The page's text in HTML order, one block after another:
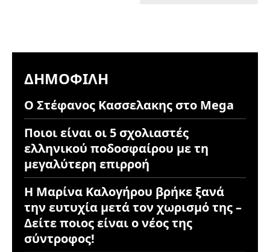
ΔΗΜΟΦΙΛΉ
Ο Στέφανος Κασσελακης στο Mega
Ποιοι είναι οι 5 σχολιαστές
ελληνικού ποδοσφαίρου με τη
μεγαλύτερη επιρροή
Η Μαρίνα Καλογήρου βρήκε ξανά
την ευτυχία μετά τον χωρισμό της –
Δείτε ποιος είναι ο νέος της
σύντροφος!